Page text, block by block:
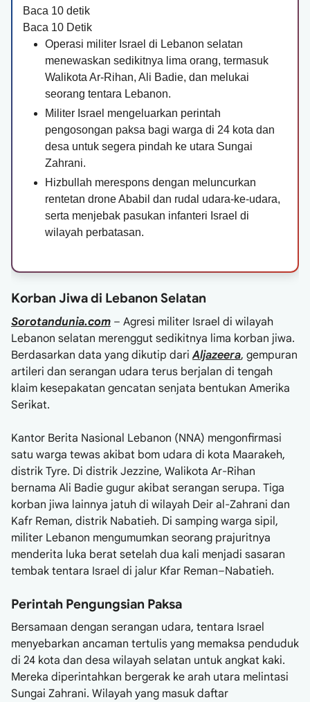
Baca 10 detik
Baca 10 Detik
Operasi militer Israel di Lebanon selatan
menewaskan sedikitnya lima orang, termasuk
Walikota Ar-Rihan, Ali Badie, dan melukai
seorang tentara Lebanon.
Militer Israel mengeluarkan perintah
pengosongan paksa bagi warga di 24 kota dan
desa untuk segera pindah ke utara Sungai
Zahrani.
Hizbullah merespons dengan meluncurkan
rentetan drone Ababil dan rudal udara-ke-udara,
serta menjebak pasukan infanteri Israel di
wilayah perbatasan.
Korban Jiwa di Lebanon Selatan
Sorotandunia.com – Agresi militer Israel di wilayah
Lebanon selatan merenggut sedikitnya lima korban jiwa.
Berdasarkan data yang dikutip dariAljazeera, gempuran
artileri dan serangan udara terus berjalan di tengah
klaim kesepakatan gencatan senjata bentukan Amerika
Serikat.
Kantor Berita Nasional Lebanon (NNA) mengonfirmasi
satu warga tewas akibat bom udara di kota Maarakeh,
distrik Tyre. Di distrik Jezzine, Walikota Ar-Rihan
bernama Ali Badie gugur akibat serangan serupa. Tiga
korban jiwa lainnya jatuh di wilayah Deir al-Zahrani dan
Kafr Reman, distrik Nabatieh. Di samping warga sipil,
militer Lebanon mengumumkan seorang prajuritnya
menderita luka berat setelah dua kali menjadi sasaran
tembak tentara Israel di jalur Kfar Reman–Nabatieh.
Perintah Pengungsian Paksa
Bersamaan dengan serangan udara, tentara Israel
menyebarkan ancaman tertulis yang memaksa penduduk
di 24 kota dan desa wilayah selatan untuk angkat kaki.
Mereka diperintahkan bergerak ke arah utara melintasi
Sungai Zahrani. Wilayah yang masuk daftar